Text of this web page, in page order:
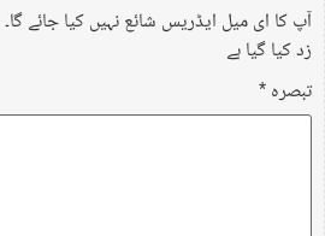
آپ کا ای میل ایڈریس شائع نہیں کیا جائے گا۔
زد کیا گیا ہے
تبصرہ*